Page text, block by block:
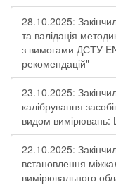
28.10.2025:
та валідація
з вимогами ДСТУ
рекомендацій"
23.10.2025:
калібрування
видом
22.10.2025:
встановлення
вимірювального